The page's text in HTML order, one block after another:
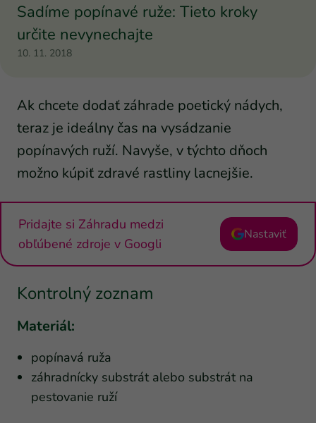
Sadíme popínavé ruže: Tieto kroky
určite nevynechajte
10. 11. 2018
Ak chcete dodať záhrade poetický nádych,
teraz je ideálny čas na vysádzanie
popínavých ruží. Navyše, v týchto dňoch
možno kúpiť zdravé rastliny lacnejšie.
Pridajte si Záhradu medzi
obľúbené zdroje v Googli
Nastaviť
Kontrolný zoznam
Materiál:
popínavá ruža
záhradnícky substrát alebo substrát na
pestovanie ruží